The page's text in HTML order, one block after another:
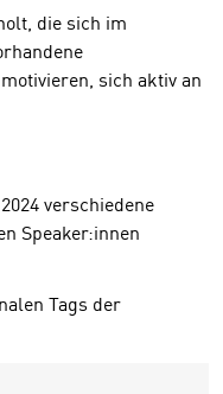
die sich im
sich aktiv an
verschiedene
Speaker:innen
Tags der